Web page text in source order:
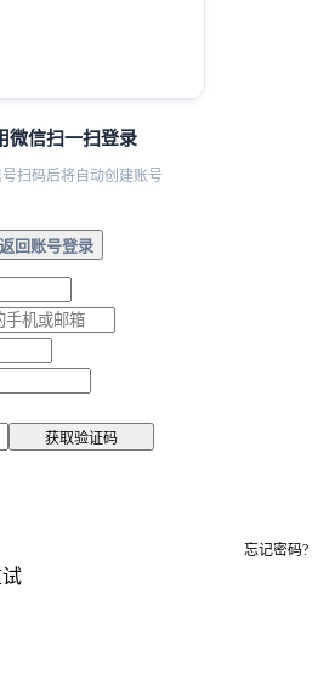
微信扫一扫登录
扫码后将自动创建账号
返回账号登录
获取验证码
忘记密码?